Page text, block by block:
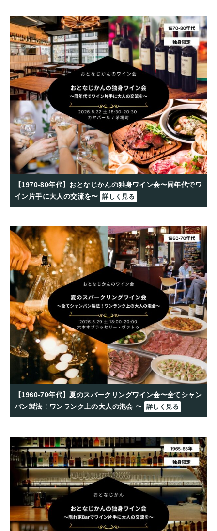
【1970-80年代】おとなじかんの独身ワイン会〜同年代でワ
イン片手に大人の交流を〜
詳しく見る
【1960-70年代】夏のスパークリングワイン会〜全てシャン
パン製法！ワンランク上の大人の泡会 〜 詳しく見る